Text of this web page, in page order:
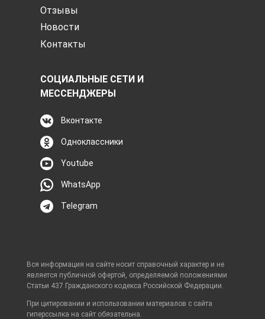
Отзывы
Новости
Контакты
СОЦИАЛЬНЫЕ СЕТИ И
МЕССЕНДЖЕРЫ
Вконтакте
Одноклассники
Youtube
WhatsApp
Telegram
Вся информация на сайте носит справочный характер и не
является публичной офертой, определяемой положениями
Статьи 437 Гражданского кодекса Российской Федерации.
При цитировании и использовании материалов с сайта
гиперссылка на сайт обязательна.